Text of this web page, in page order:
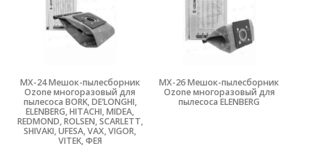
MX-24 Мешок-пылесборник
Ozone многоразовый для
пылесоса BORK, DE’LONGHI,
ELENBERG, HITACHI, MIDEA,
REDMOND, ROLSEN, SCARLETT,
SHIVAKI, UFESA, VAX, VIGOR,
VITEK, ФЕЯ
MX-26 Мешок-пылесборник
Ozone многоразовый для
пылесоса ELENBERG